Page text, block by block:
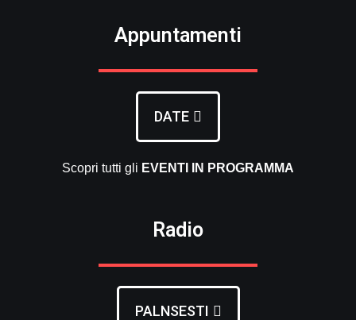
Appuntamenti
DATE
Scopri tutti gli EVENTI IN PROGRAMMA
Radio
PALNSESTI